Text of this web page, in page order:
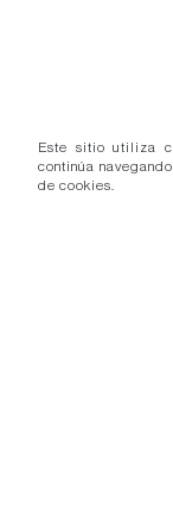
Este sitio utiliza
continúa
de cookies.